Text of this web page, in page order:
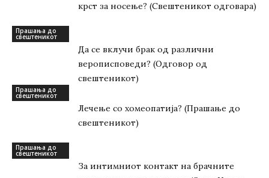
крст за носење? (Свештеникот одговара)
Прашања до
свештеникот
Да се вклучи брак од различни
верописповеди? (Одговор од
свештеникот)
Прашања до
свештеникот
Лечење со хомеопатија? (Прашање до
свештеникот)
Прашања до
свештеникот
За интимниот контакт на брачните